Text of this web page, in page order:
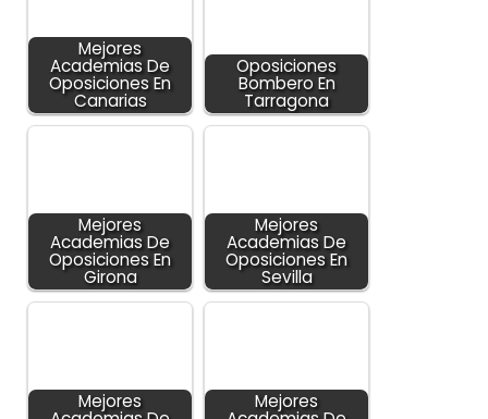
Mejores
Academias De
Oposiciones En
Canarias
Oposiciones
Bombero En
Tarragona
Mejores
Academias De
Oposiciones En
Girona
Mejores
Academias De
Oposiciones En
Sevilla
Mejores Mejores